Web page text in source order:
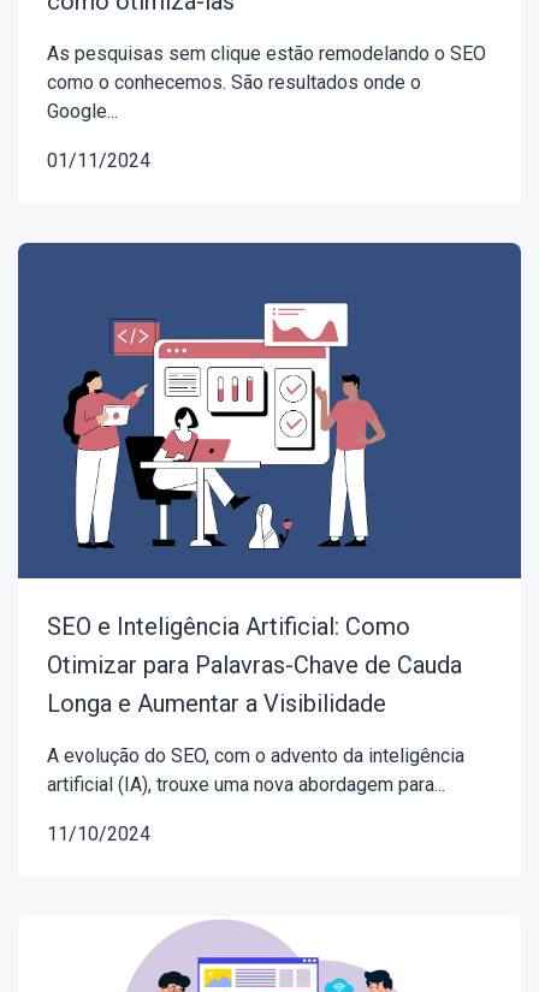
As pesquisas sem clique estão remodelando o SEO
como o conhecemos. São resultados onde o
Google...
01/11/2024
SEO e Inteligência Artificial: Como
Otimizar para Palavras-Chave de Cauda
Longa e Aumentar a Visibilidade
A evolução do SEO, com o advento da inteligência
artificial (IA), trouxe uma nova abordagem para...
11/10/2024